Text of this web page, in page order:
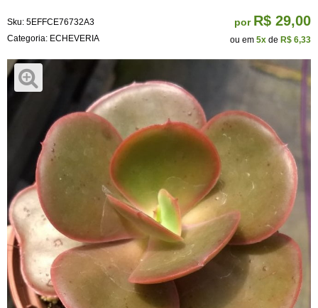
Sku: 5EFFCE76732A3
Categoria: ECHEVERIA
por R$ 29,00
ou em 5x de R$ 6,33